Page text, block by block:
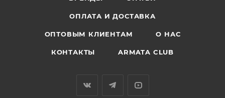
ОПЛАТА И ДОСТАВКА
ОПТОВЫМ КЛИЕНТАМ О НАС
КОНТАКТЫ ARMATA CLUB